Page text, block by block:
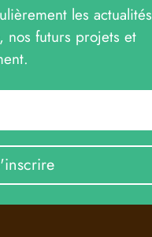
les actualités
nos futurs projets et